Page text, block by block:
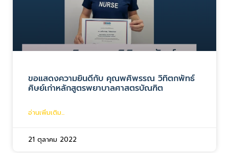
ขอแสดงความยินดีกับ คุณพศิพรรณ วิทิตกพัทธ์
ศิษย์เก่าหลักสูตรพยาบาลศาสตรบัณฑิต
อ่านเพิ่มเติม...
21 ตุลาคม 2022